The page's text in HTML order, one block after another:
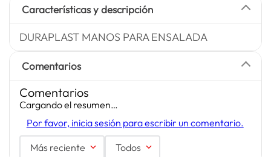
Características y descripción
DURAPLAST MANOS PARA ENSALADA
Comentarios
Comentarios
Cargando el resumen…
Por favor, inicia sesión para escribir un comentario.
Más reciente Todos